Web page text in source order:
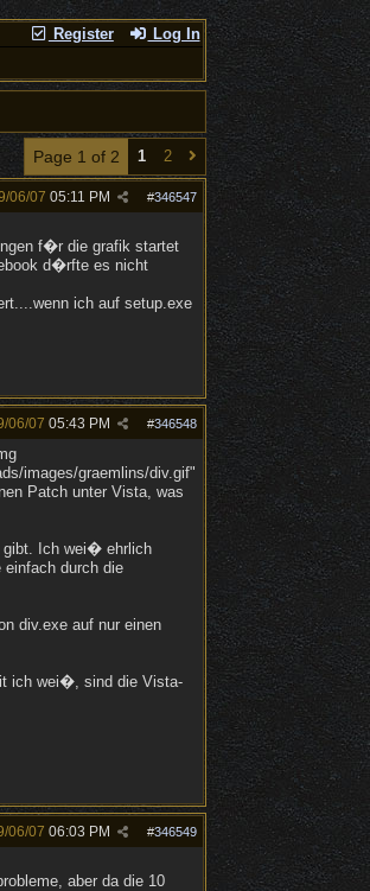
Register Log In
Page 1 of 2 1 2
#346547
06/07 05:11 PM
f�r die grafik startet
d�rfte es nicht
ich auf setup.exe
#346548
06/07 05:43 PM
images/graemlins/div.gif"
Patch unter Vista, was
gibt. Ich wei� ehrlich
durch die
div.exe auf nur einen
ich wei�, sind die Vista-
#346549
06/07 06:03 PM
aber da die 10